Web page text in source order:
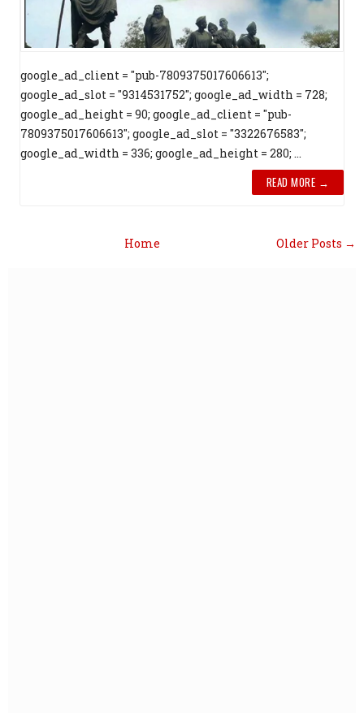
google_ad_client = "pub-7809375017606613";
google_ad_slot = "9314531752"; google_ad_width = 728;
google_ad_height = 90; google_ad_client = "pub-
7809375017606613"; google_ad_slot = "3322676583";
google_ad_width = 336; google_ad_height = 280; ...
READ MORE →
Older Posts →
Home